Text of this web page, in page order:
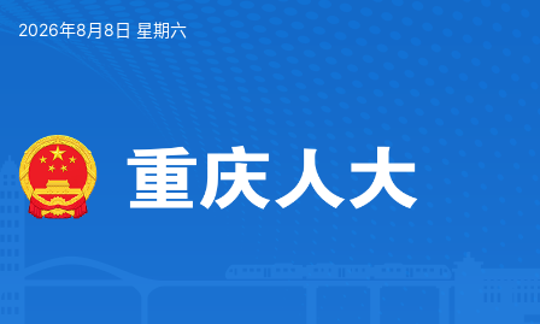
2026年8月8日 星期六